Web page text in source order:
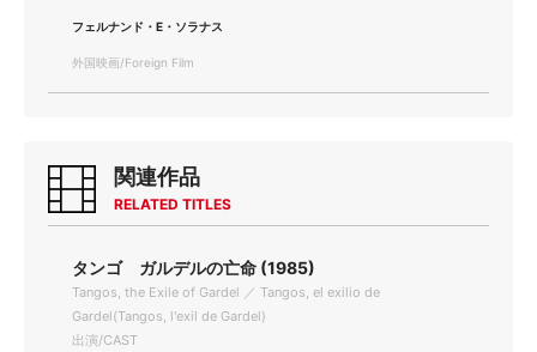
フェルナンド・E・ソラナス
外国映画/Foreign Film
関連作品
RELATED TITLES
タンゴ ガルデルの亡命 (1985)
Tangos, the Exile of Gardel ／ Tangos, el exilio de
Gardel(Tangos, l'exil de Gardel)
出演/CAST